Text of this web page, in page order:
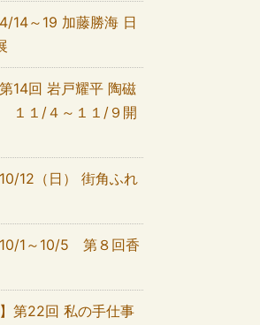
14～19 加藤勝海 日
14回 岩戸耀平 陶磁
１１/４～１１/９開
12（日） 街角ふれ
10/1～10/5 第８回香
】第22回 私の手仕事